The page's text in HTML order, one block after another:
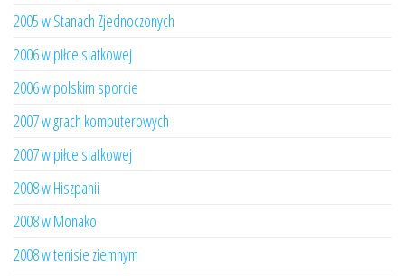
2005 w Stanach Zjednoczonych
2006 w piłce siatkowej
2006 w polskim sporcie
2007 w grach komputerowych
2007 w piłce siatkowej
2008 w Hiszpanii
2008 w Monako
2008 w tenisie ziemnym